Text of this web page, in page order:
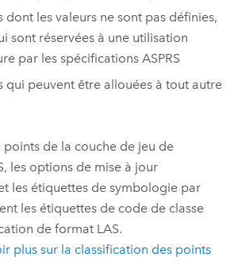
dont les valeurs ne sont pas définies,
sont réservées à une utilisation
par les spécifications ASPRS
qui peuvent être allouées à tout autre
points de la couche de jeu de
les options de mise à jour
les étiquettes de symbologie par
les étiquettes de code de classe
de format LAS.
plus sur la classification des points